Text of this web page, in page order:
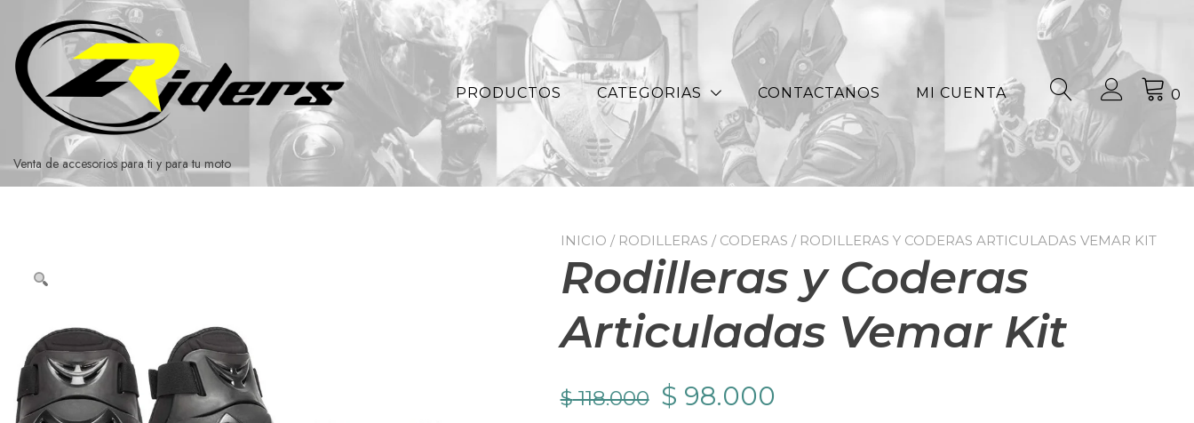
contenido
Venta de accesorios para ti y para tu moto
PRODUCTOS CATEGORIAS CONTACTANOS MI CUENTA 0
INICIO / RODILLERAS / CODERAS / RODILLERAS Y CODERAS ARTICULADAS VEMAR KIT
Rodilleras y Coderas
Articuladas Vemar Kit
$118.000 El
$ 98.000